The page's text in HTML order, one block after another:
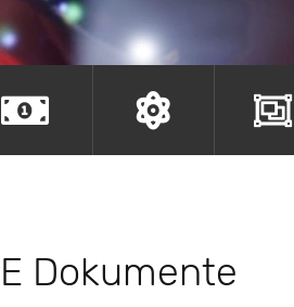
.combine. .blend.
Dokumente